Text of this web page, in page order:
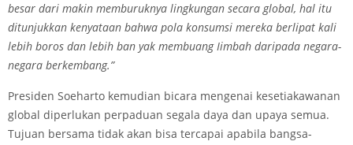
besar dari makin memburuknya lingkungan secara global, hal itu
ditunjukkan kenyataan bahwa pola konsumsi mereka berlipat kali
lebih boros dan lebih ban yak membuang Iimbah daripada negara-
negara berkembang.”
Presiden Soeharto kemudian bicara mengenai kesetiakawanan
global diperlukan perpaduan segala daya dan upaya semua.
Tujuan bersama tidak akan bisa tercapai apabila bangsa-